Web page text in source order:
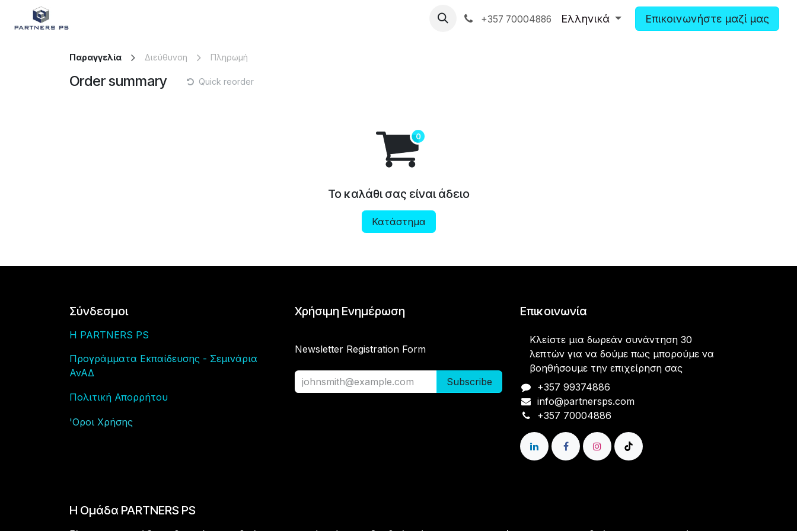
Skip to Content
Η PARTNERS PS Ιστολόγιο
+357 70004886 Ελληνικά Επικοινωνήστε μαζί μας
Παραγγελία Διεύθυνση Πληρωμή
Order summary Quick reorder
Το καλάθι σας είναι άδειο
Κατάστημα
Σύνδεσμοι
H PARTNERS PS
Προγράμματα Εκπαίδευσης - Σεμινάρια
ΑνΑΔ
Πολιτική Απορρήτου
'Οροι Χρήσης
Χρήσιμη Ενημέρωση
Newsletter Registration Form
Subscribe
Επικοινωνία
Κλείστε μια δωρεάν συνάντηση 30
λεπτών για να δούμε πως μπορούμε να
βοηθήσουμε την επιχείρηση σας
+357 99374886
info@partnersps.com​
+357 70004886​​​
Η Ομάδα PARTNERS PS